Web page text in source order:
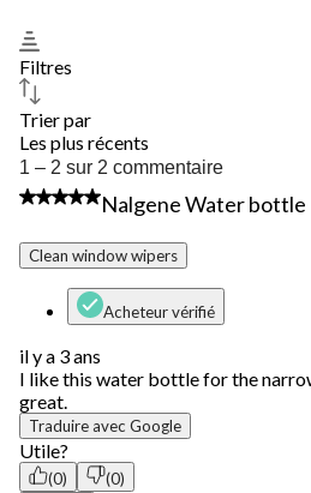
Filtres
Trier par
Les plus récents
1
à
2
2
1 – 2 sur 2 commentaire
5 étoile(s) sur 5.
Nalgene Water bottle
Clean window wipers
Acheteur vérifié
il y a 3 ans
I like this water bottle for the
great.
Traduire avec Google
Utile?
(0)
(0)